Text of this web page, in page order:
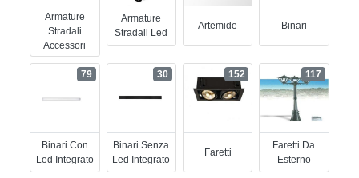
Armature
Stradali
Accessori
Armature
Stradali Led
Artemide Binari
Binari Con
Led Integrato
79
Binari Senza
Led Integrato
30
Faretti
152
Faretti Da
Esterno
117